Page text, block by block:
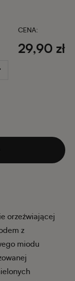
CENA:
29,90 zł
orzeźwiającej
z
miodu